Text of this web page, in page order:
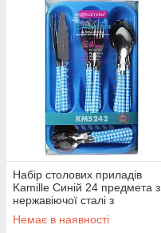
Набір столових приладів
Kamille Синій 24 предмета з
нержавіючої сталі з
пластиковими ручками і
підставкою
Немає в наявності